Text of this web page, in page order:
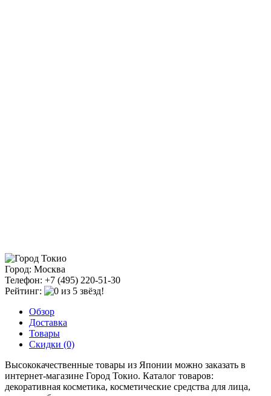
Город: Москва
Телефон: +7 (495) 220-51-30
Рейтинг:
Обзор
Доставка
Товары
Скидки (0)
Высококачественные товары из Японии можно заказать в
интернет-магазине Город Токио. Каталог товаров:
декоративная косметика, косметические средства для лица,